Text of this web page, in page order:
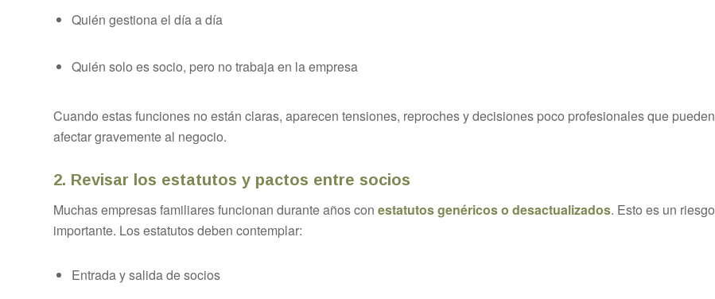
Quién gestiona el día a día
Quién solo es socio, pero no trabaja en la empresa
Cuando estas funciones no están claras, aparecen tensiones, reproches y decisiones poco profesionales que pueden
afectar gravemente al negocio.
2. Revisar los estatutos y pactos entre socios
Muchas empresas familiares funcionan durante años con estatutos genéricos o desactualizados. Esto es un riesgo
importante. Los estatutos deben contemplar:
Entrada y salida de socios